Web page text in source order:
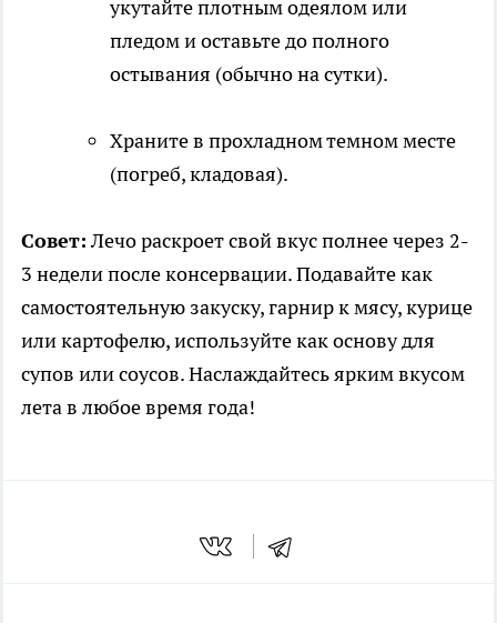
укутайте плотным одеялом или
пледом и оставьте до полного
остывания (обычно на сутки).
Храните в прохладном темном месте
(погреб, кладовая).
Совет:Лечо раскроет свой вкус полнее через 2-
3 недели после консервации. Подавайте как
самостоятельную закуску, гарнир к мясу, курице
или картофелю, используйте как основу для
супов или соусов. Наслаждайтесь ярким вкусом
лета в любое время года!